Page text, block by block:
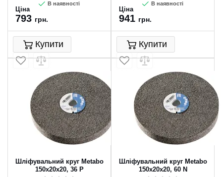
В наявності
Ціна
793 грн.
Купити
В наявності
Ціна
941 грн.
Купити
Шліфувальний круг Metabo
150х20х20, 36 P
Шліфувальний круг Metabo
150х20х20, 60 N